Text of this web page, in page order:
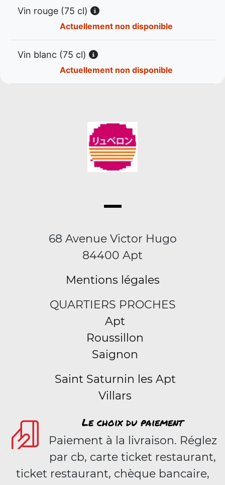
Vin rouge (75 cl)
Actuellement non disponible
Vin blanc (75 cl)
Actuellement non disponible
68 Avenue Victor Hugo
84400 Apt
Mentions légales
QUARTIERS PROCHES
Apt
Roussillon
Saignon
Saint Saturnin les Apt
Villars
Le choix du paiement
Paiement à la livraison. Réglez
par cb, carte ticket restaurant,
ticket restaurant, chèque bancaire,